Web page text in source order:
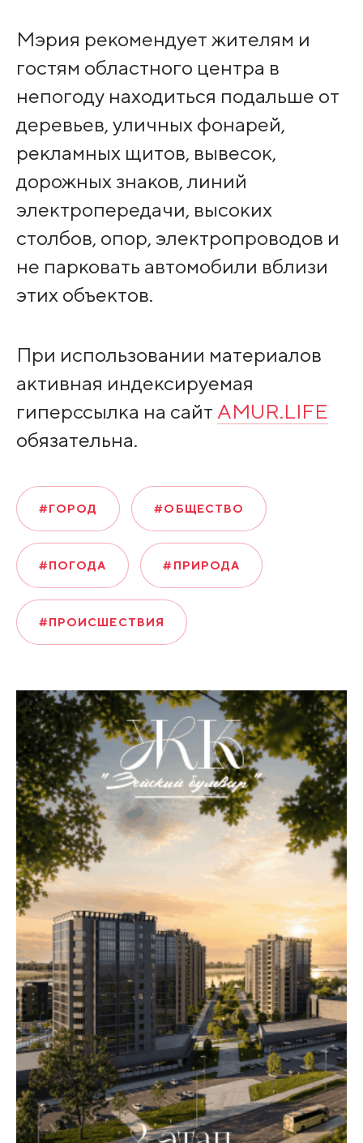
Мэрия рекомендует жителям и
гостям областного центра в
непогоду находиться подальше от
деревьев, уличных фонарей,
рекламных щитов, вывесок,
дорожных знаков, линий
электропередачи, высоких
столбов, опор, электропроводов и
не парковать автомобили вблизи
этих объектов.
При использовании материалов
активная индексируемая
гиперссылка на сайт AMUR.LIFE
обязательна.
#ГОРОД #ОБЩЕСТВО
#ПОГОДА #ПРИРОДА
#ПРОИСШЕСТВИЯ